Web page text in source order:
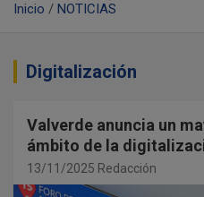
Inicio NOTICIAS
Digitalización
Valverde anuncia un
ámbito de la
13/11/2025 Redacción